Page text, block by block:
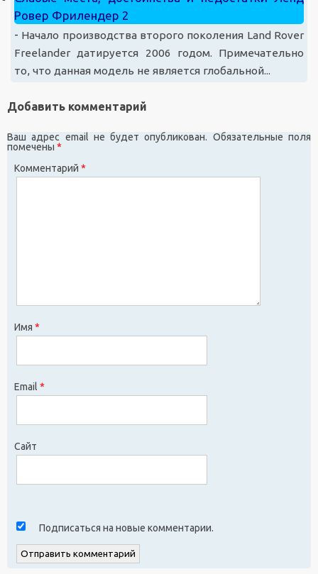
Ровер Фрилендер 2
- Начало производства второго поколения Land Rover
Freelander датируется 2006 годом. Примечательно
то, что данная модель не является глобальной...
Добавить комментарий
Ваш адрес email не будет опубликован. Обязательные поля
помечены *
Комментарий *
Имя *
Email *
Сайт
Подписаться на новые комментарии.